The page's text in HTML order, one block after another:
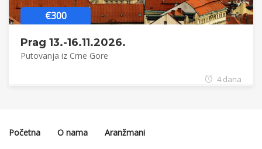
€300
Prag 13.-16.11.2026.
Putovanja iz Crne Gore
4 dana
Početna O nama Aranžmani